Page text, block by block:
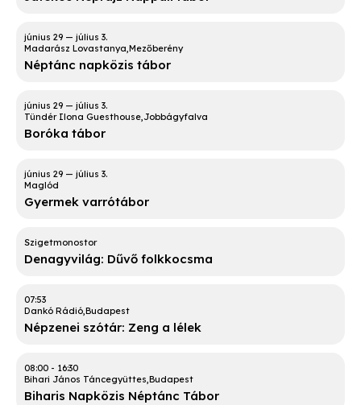
Madarász Lovastanya Mezőberény
Néptánc napközis tábor
Tündér Ilona Guesthouse Jobbágyfalva
Boróka tábor
Maglód
Gyermek varrótábor
Szigetmonostor
Denagyvilág: Dűvő folkkocsma
07:53
Dankó Rádió Budapest
Népzenei szótár: Zeng a lélek
08:00 - 16:30
Bihari János Táncegyüttes Budapest
Biharis Napközis Néptánc Tábor